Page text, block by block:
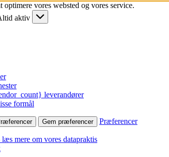
vores websted og vores service.
aktiv
leverandører
formål
Gem præferencer Præferencer
mere om vores datapraktis